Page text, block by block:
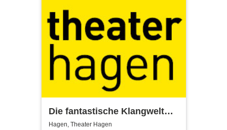
Die fantastische Klangwelt
des Akkordeons - Theater
Hagen, Theater Hagen